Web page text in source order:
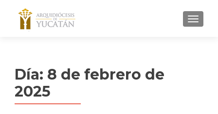
MENU
Día: 8 de febrero de
2025